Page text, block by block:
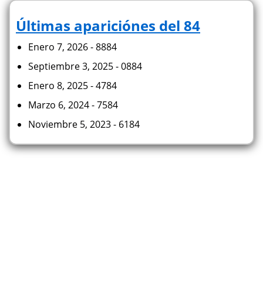
Últimas apariciónes del 84
Enero 7, 2026 - 8884
Septiembre 3, 2025 - 0884
Enero 8, 2025 - 4784
Marzo 6, 2024 - 7584
Noviembre 5, 2023 - 6184